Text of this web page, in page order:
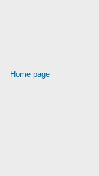
Home page